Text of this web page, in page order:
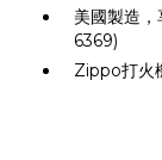
美國製造
6369)
Zippo打火